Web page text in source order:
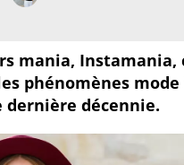
mania,
phénomènes
décennie.